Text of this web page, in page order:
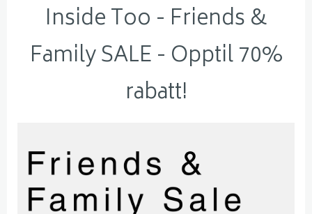
Inside Too - Friends &
Family SALE - Opptil 70%
rabatt!